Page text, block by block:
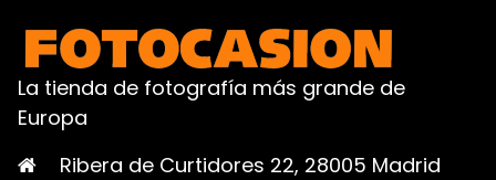
La tienda de fotografía más grande de
Europa
Ribera de Curtidores 22, 28005 Madrid